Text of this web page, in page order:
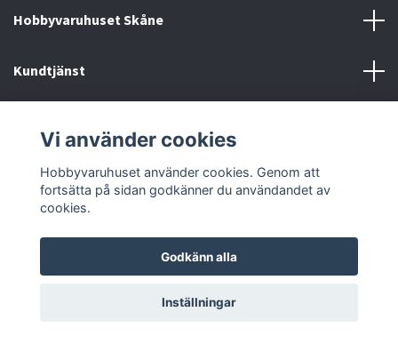
Hobbyvaruhuset Skåne
Kundtjänst
Sociala medier
© 2026 Hobbyvaruhuset
Vi använder cookies
Hobbyvaruhuset använder cookies. Genom att
fortsätta på sidan godkänner du användandet av
cookies.
Godkänn alla
Inställningar